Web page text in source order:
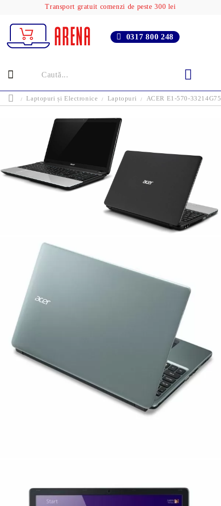
Transport gratuit comenzi de peste 300 lei
0317 800 248
Laptopuri și Electronice Laptopuri ACER E1-570-
Tweet